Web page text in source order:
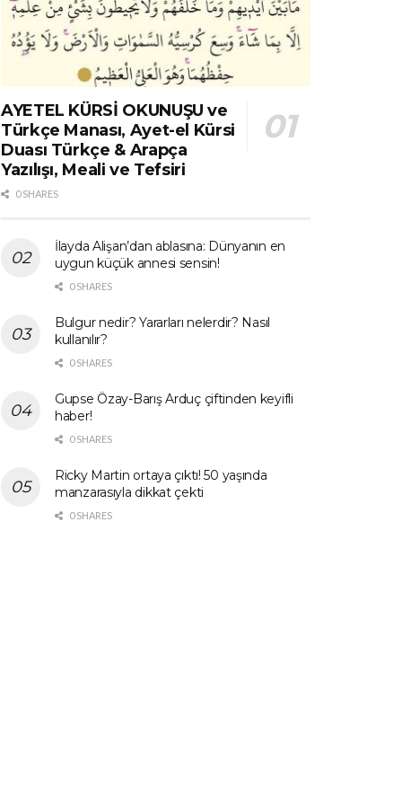
AYETEL KÜRSİ OKUNUŞU ve
Türkçe Manası, Ayet-el Kürsi
Duası Türkçe & Arapça
Yazılışı, Meali ve Tefsiri
0 SHARES
İlayda Alişan’dan ablasına: Dünyanın en
uygun küçük annesi sensin!
0 SHARES
Bulgur nedir? Yararları nelerdir? Nasıl
kullanılır?
0 SHARES
Gupse Özay-Barış Arduç çiftinden keyifli
haber!
0 SHARES
Ricky Martin ortaya çıktı! 50 yaşında
manzarasıyla dikkat çekti
0 SHARES